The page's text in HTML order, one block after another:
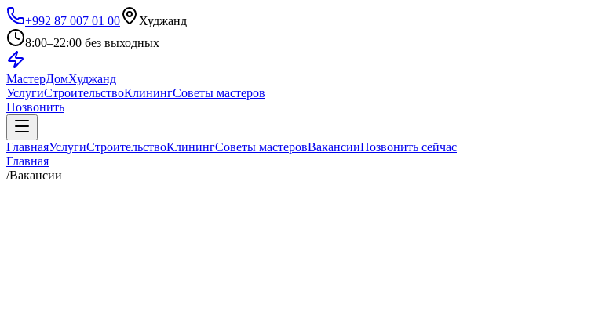
+992 87 007 01 00
Худжанд
8:00–22:00 без выходных
МастерДомХуджанд
УслугиСтроительствоКлинингСоветы мастеров
Позвонить
ГлавнаяУслугиСтроительствоКлинингСоветы мастеровВакансииПозвонить сейчас
Главная
/Вакансии